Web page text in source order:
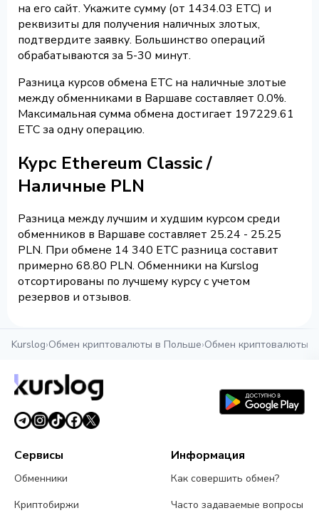
на его сайт. Укажите сумму (от 1434.03 ETC) и
реквизиты для получения наличных злотых,
подтвердите заявку. Большинство операций
обрабатываются за 5-30 минут.
Разница курсов обмена ETC на наличные злотые
между обменниками в Варшаве составляет 0.0%.
Максимальная сумма обмена достигает 197229.61
ETC за одну операцию.
Курс Ethereum Classic /
Наличные PLN
Разница между лучшим и худшим курсом среди
обменников в Варшаве составляет 25.24 - 25.25
PLN. При обмене 14 340 ETC разница составит
примерно 68.80 PLN. Обменники на Kurslog
отсортированы по лучшему курсу с учетом
резервов и отзывов.
Kurslog›Обмен криптовалюты в Польше›Обмен криптовалюты
Сервисы
Обменники
Криптобиржи
Информация
Как совершить обмен?
Часто задаваемые вопросы